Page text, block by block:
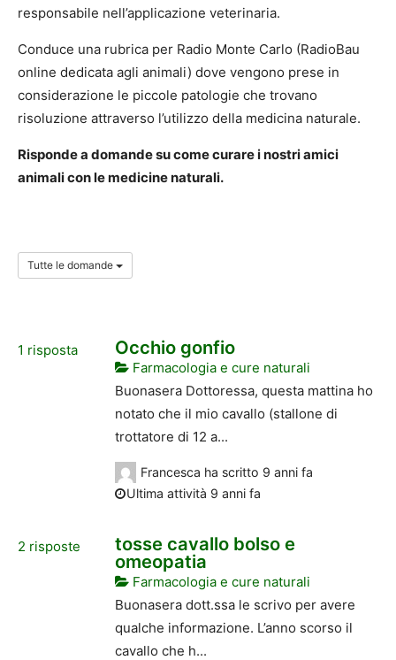
responsabile nell’applicazione veterinaria.
Conduce una rubrica per Radio Monte Carlo (RadioBau
online dedicata agli animali) dove vengono prese in
considerazione le piccole patologie che trovano
risoluzione attraverso l’utilizzo della medicina naturale.
Risponde a domande su come curare i nostri amici
animali con le medicine naturali.
Tutte le domande
1 risposta Occhio gonfio
Farmacologia e cure naturali
Buonasera Dottoressa, questa mattina ho
notato che il mio cavallo (stallone di
trottatore di 12 a...
Francesca ha scritto 9 anni fa
Ultima attività 9 anni fa
2 risposte
tosse cavallo bolso e
omeopatia
Farmacologia e cure naturali
Buonasera dott.ssa le scrivo per avere
qualche informazione. L’anno scorso il
cavallo che h...